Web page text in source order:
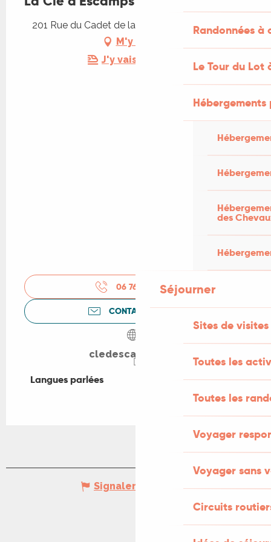
Randonnées
Le Tour du Lot
des
Séjourner
Sites de visites
Toutes les
Toutes les
Voyager
Voyager sans
Circuits
201 Rue du Cadet de la Roze, 46230 Escamps
M'y rendre
J'y vais en train !
06 76 47 51▒▒
CONTACTEZ-NOUS
cledescamps.com
Langues parlées
Langues parlées
Signaler une erreur